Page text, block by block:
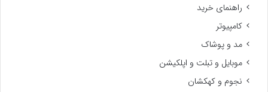
راهنمای خرید
کامپیوتر
مد و پوشاک
موبایل و تبلت و اپلکیشن
نجوم و کهکشان